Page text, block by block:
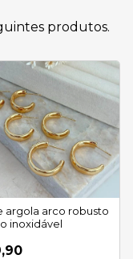
produtos.
argola arco robusto
inoxidável